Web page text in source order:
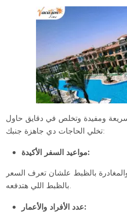
ومفيدة وتخلص في دقايق حاول
تخلي الحاجات دي جاهزة جنبك:
مواعيد السفر الأكيدة:
بالظبط علشان تعرف السعر
بالظبط اللي هتدفعه.
عدد الأفراد والأعمار: